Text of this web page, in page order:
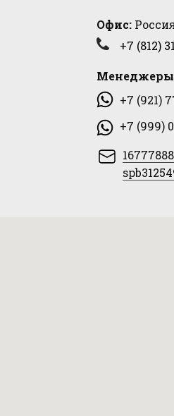
Офис:
+7 (812)
+7 (921)
+7 (999)